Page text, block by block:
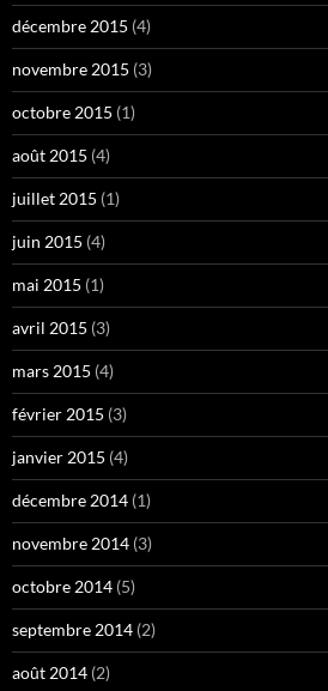
décembre 2015 (4)
novembre 2015 (3)
octobre 2015 (1)
août 2015 (4)
juillet 2015 (1)
juin 2015 (4)
mai 2015 (1)
avril 2015 (3)
mars 2015 (4)
février 2015 (3)
janvier 2015 (4)
décembre 2014 (1)
novembre 2014 (3)
octobre 2014 (5)
septembre 2014 (2)
août 2014 (2)